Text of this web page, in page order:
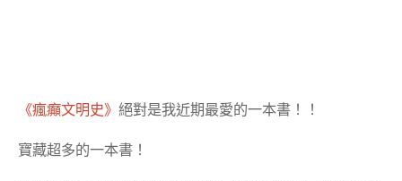
《瘋癲文明史》絕對是我近期最愛的一本書！！
寶藏超多的一本書！